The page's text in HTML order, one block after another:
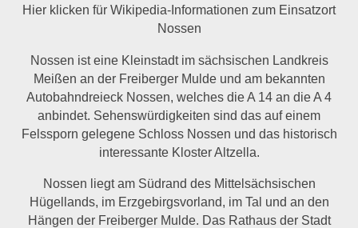
Hier klicken für Wikipedia-Informationen zum Einsatzort
Nossen
Nossen ist eine Kleinstadt im sächsischen Landkreis
Meißen an der Freiberger Mulde und am bekannten
Autobahndreieck Nossen, welches die A 14 an die A 4
anbindet. Sehenswürdigkeiten sind das auf einem
Felssporn gelegene Schloss Nossen und das historisch
interessante Kloster Altzella.
Nossen liegt am Südrand des Mittelsächsischen
Hügellands, im Erzgebirgsvorland, im Tal und an den
Hängen der Freiberger Mulde. Das Rathaus der Stadt